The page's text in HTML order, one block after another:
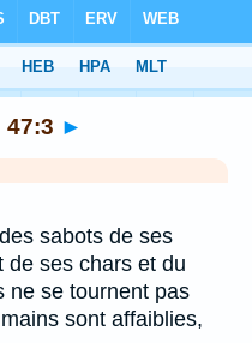
47:3 ►
sabots de ses
de ses chars et du
ne se tournent pas
sont affaiblies,